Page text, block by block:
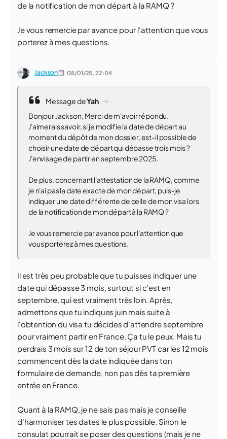
de la notification de mon départ à la RAMQ ?
Je vous remercie par avance pour l'attention que vous
porterez à mes questions.
Jackson 08/01/25,22:04
Message deYah
Bonjour Jackson, Merci de m'avoir répondu.
J'aimerais savoir, si je modifie la date de départ au
moment du dépôt de mon dossier, est-il possible de
choisir une date de départ qui dépasse trois mois ?
J'envisage de partir en septembre 2025.
De plus, concernant l'attestation de la RAMQ, comme
je n'ai pas la date exacte de mon départ, puis-je
indiquer une date différente de celle de mon visa lors
de la notification de mon départ à la RAMQ ?
Je vous remercie par avance pour l'attention que
vous porterez à mes questions.
Il est très peu probable que tu puisses indiquer une
date qui dépasse 3 mois, surtout si c'est en
septembre, qui est vraiment très loin. Après,
admettons que tu indiques juin mais suite à
l'obtention du visa tu décides d'attendre septembre
pour vraiment partir en France. Ça tu le peux. Mais tu
perdrais 3 mois sur 12 de ton séjour PVT car les 12 mois
commencent dès la date indiquée dans ton
formulaire de demande, non pas dès ta première
entrée en France.
Quant à la RAMQ, je ne sais pas mais je conseille
d'harmoniser tes dates le plus possible. Sinon le
consulat pourrait se poser des questions (mais je ne